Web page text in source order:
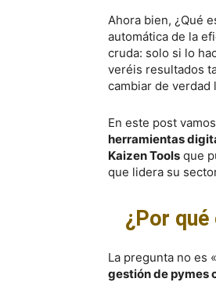
Ahora bien, ¿Qué
automática de la
cruda: solo si lo
veréis resultados
cambiar de verdad
En este post
herramientas
Kaizen Tools que
que lidera su
¿Por
La pregunta no es
gestión de pymes